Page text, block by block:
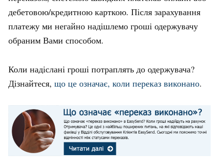
дебетовою/кредитною карткою. Після зарахування
платежу ми негайно надішлемо гроші одержувачу
обраним Вами способом.
Коли надіслані гроші потраплять до одержувача?
Дізнайтеся, що це означає, коли переказ виконано.